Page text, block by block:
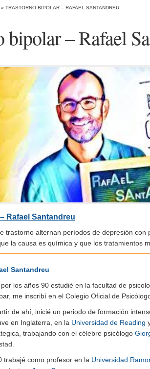
» TRASTORNO BIPOLAR – RAFAEL SANTANDREU
bipolar – Rafael
Rafael Santandreu
trastorno alternan períodos de depresión con
la causa es química y que los tratamientos
Santandreu
los años 90 estudié en la facultad de
me inscribí en el Colegio Oficial de
de ahí, inicié un periodo de formación
en Inglaterra, en la Universidad de Reading
trabajando con el célebre psicólogo
trabajé como profesor en la Universidad